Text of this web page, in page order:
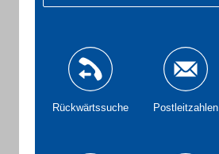
Rückwärtssuche Postleitzahlen